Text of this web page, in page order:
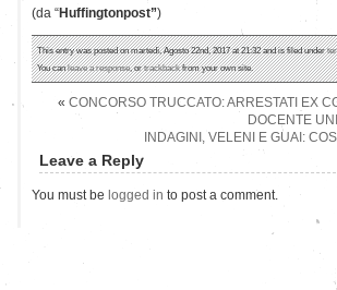
(da “Huffingtonpost”)
This entry was posted on martedì, Agosto 22nd, 2017 at 21:32 and is filed under
You canleave a response, ortrackbackfrom your own site.
« CONCORSO TRUCCATO: ARRESTATI EX
DOCENTE
INDAGINI, VELENI E GUAI:
Leave a Reply
You must be logged in to post a comment.